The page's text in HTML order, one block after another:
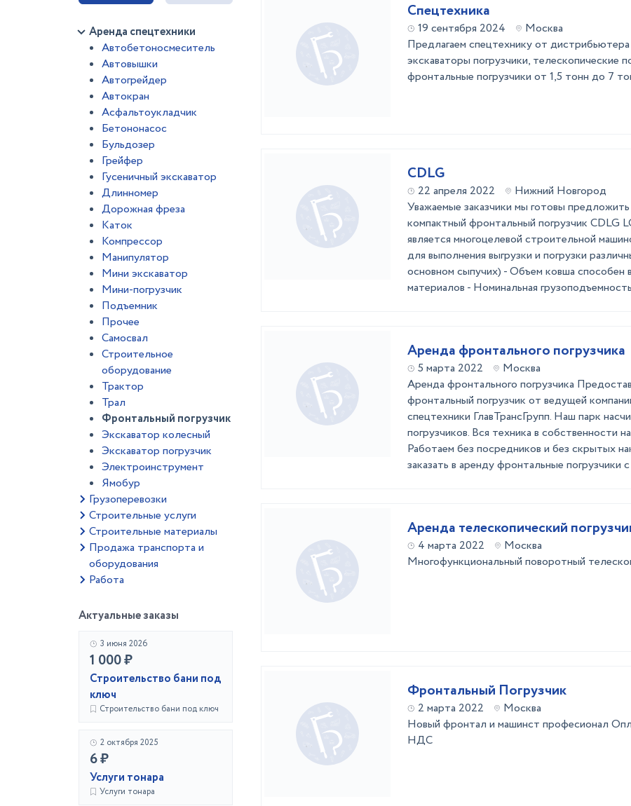
Аренда спецтехники
Автобетоносмеситель
Автовышки
Автогрейдер
Автокран
Асфальтоукладчик
Бетононасос
Бульдозер
Грейфер
Гусеничный экскаватор
Длинномер
Дорожная фреза
Каток
Компрессор
Манипулятор
Мини экскаватор
Мини-погрузчик
Подъемник
Прочее
Самосвал
Строительное
оборудование
Трактор
Трал
Фронтальный погрузчик
Экскаватор колесный
Экскаватор погрузчик
Электроинструмент
Ямобур
Грузоперевозки
Строительные услуги
Строительные материалы
Продажа транспорта и
оборудования
Работа
Актуальные заказы
3 июня 2026
1 000 ₽
Строительство бани под
ключ
Строительство бани под ключ
2 октября 2025
6 ₽
Услуги тонара
Услуги тонара
Спецтехника
19 сентября 2024
Москва
Предлагаем спецтехнику от дистрибьютера
экскаваторы погрузчики, телескопические
фронтальные погрузчики от 1,5 тонн до 7
CDLG
22 апреля 2022
Нижний Новгород
Уважаемые заказчики мы готовы
компактный фронтальный погрузчик CDLG
является многоцелевой строительной
для выполнения выгрузки и погрузки
основном сыпучих) - Объем ковша способен
материалов - Номинальная
Аренда фронтального погрузчика
5 марта 2022
Москва
Аренда фронтального погрузчика
фронтальный погрузчик от ведущей
спецтехники ГлавТрансГрупп. Наш парк
погрузчиков. Вся техника в собственности
Работаем без посредников и без скрытых
заказать в аренду фронтальные погрузчики
Аренда телескопический
4 марта 2022
Москва
Многофункциональный поворотный
Фронтальный Погрузчик
2 марта 2022
Москва
Новый фронтал и машинст професионал
НДС